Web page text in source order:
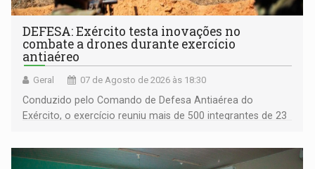
DEFESA: Exército testa inovações no
combate a drones durante exercício
antiaéreo
Geral 07 de Agosto de 2026 às 18:30
Conduzido pelo Comando de Defesa Antiaérea do
Exército, o exercício reuniu mais de 500 integrantes de 23